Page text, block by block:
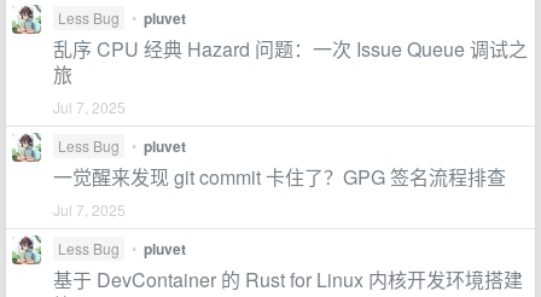
Less Bug
• pluvet
乱序 CPU 经典 Hazard 问题：一次 Issue Queue 调试之
旅
Jul 7, 2025
Less Bug
• pluvet
一觉醒来发现 git commit 卡住了？GPG 签名流程排查
Jul 7, 2025
Less Bug
• pluvet
基于 DevContainer 的 Rust for Linux 内核开发环境搭建